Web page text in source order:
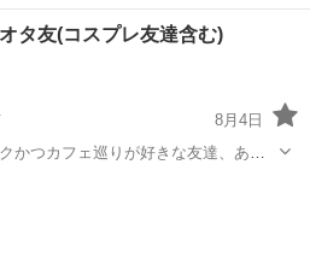
スパーク駅 LINE友達
タ友(コスプレ友達含む)
8月4日
クかつカフェ巡りが好きな友達、あわ